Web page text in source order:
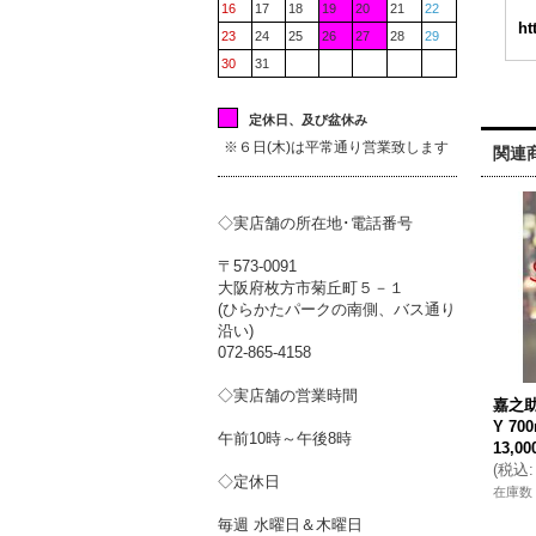
16 17 18 19 20 21
22
23
24 25 26 27 28
29
30
31
定休日、及び盆休み
※６日(木)は平常通り営業致します
◇実店舗の所在地･電話番号
〒573-0091
大阪府枚方市菊丘町５－１
(ひらかたパークの南側、バス通り
沿い)
072-865-4158
◇実店舗の営業時間
午前10時～午後8時
◇定休日
毎週 水曜日＆木曜日
関連
嘉之
Y
(税込:
在庫数